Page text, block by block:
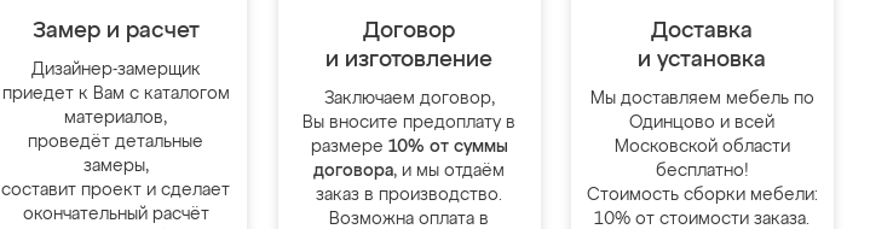
Замер и расчет
Дизайнер-замерщик
приедет к Вам с каталогом
материалов,
проведёт детальные
замеры,
составит проект и сделает
окончательный расчёт
Договор
и изготовление
Заключаем договор,
Вы вносите предоплату в
размере 10% от суммы
договора, и мы отдаём
заказ в производство.
Возможна оплата в
Доставка
и установка
Мы доставляем мебель по
Одинцово и всей
Московской области
бесплатно!
Стоимость сборки мебели:
10% от стоимости заказа.